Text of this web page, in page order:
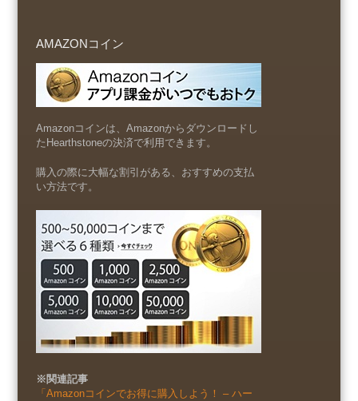
AMAZONコイン
Amazonコインは、Amazonからダウンロードし
たHearthstoneの決済で利用できます。
購入の際に大幅な割引がある、おすすめの支払
い方法です。
※関連記事
「Amazonコインでお得に購入しよう！ – ハー